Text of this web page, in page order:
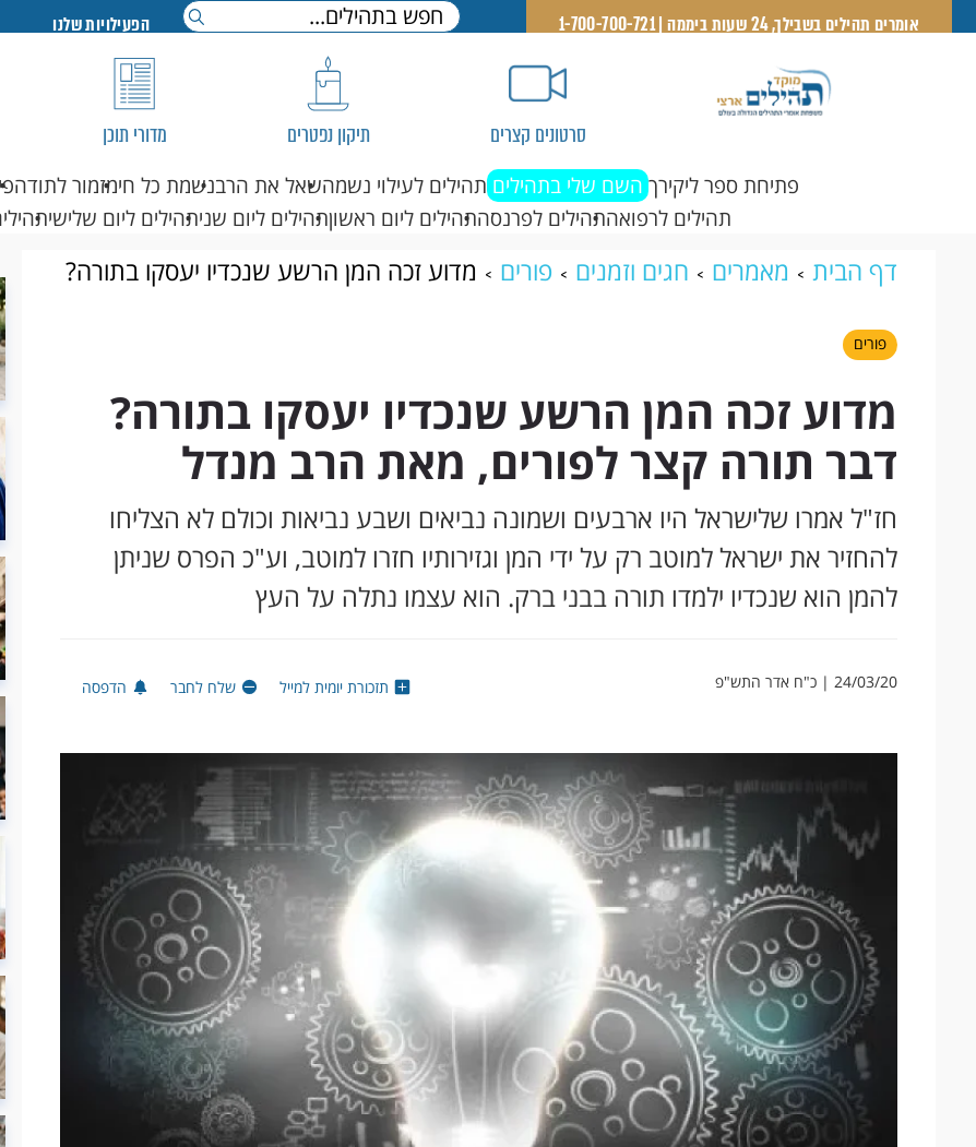
אומרים תהילים בשבילך, 24 שעות ביממה | 1-700-700-721 הפעילויות שלנו
סרטונים קצרים תיקון נפטרים מדורי תוכן
פתיחת ספר ליקירך השם שלי בתהילים תהילים לעילוי נשמהשאל את הרבנשמת כל חימזמור לתודה
תהילים לרפואהתהילים לפרנסהתהילים ליום ראשוןתהילים ליום שניתהילים ליום שלישי
דף הבית מאמרים חגים וזמנים פורים
מדוע זכה המן הרשע שנכדיו יעסקו בתורה?
דבר תורה קצר לפורים, מאת הרב מנדל
פורים
מדוע זכה המן הרשע שנכדיו יעסקו בתורה?
דבר תורה קצר לפורים, מאת הרב מנדל
חז"ל אמרו שלישראל היו ארבעים ושמונה נביאים ושבע נביאות וכולם לא הצליחו
להחזיר את ישראל למוטב רק על ידי המן וגזירותיו חזרו למוטב, וע"כ הפרס שניתן
להמן הוא שנכדיו ילמדו תורה בבני ברק. הוא עצמו נתלה על העץ
24/03/20 | כ"ח אדר התש"פ תזכורת יומית למייל שלח לחבר הדפסה